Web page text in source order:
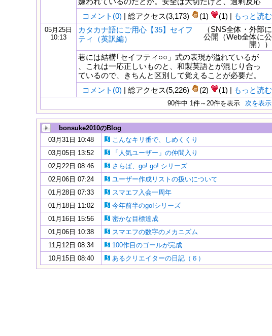
コメント(0) | 総アクセス(3,173) (1) (1) | もっと読む
05月25日
10:13
カタカナ語にご用心【35】セイフ
ティ（英訳編）
（SNS全体・外部に
公開（Web全体に公
開））
巷には結構｢セイフティ○○」式の表現が溢れているが
、これは一応正しいものと、和製英語とが混じり合っ
ているので、きちんと区別して覚えることが必要だ。
コメント(0) | 総アクセス(5,226) (2) (1) | もっと読む
90件中 1件～20件を表示 次を表示
bonsuke2010のBlog
03月31日 10:48
こんなキリ番で、しめくくり
03月05日 13:52
「人気ユーザー」の仲間入り
02月22日 08:46
さらば、go! go! シリーズ
02月06日 07:24
ユーザー作成リストの扱いについて
01月28日 07:33
スマエフ入会一周年
01月18日 11:02
今年前半のgo!シリーズ
01月16日 15:56
密かな目標達成
01月06日 10:38
スマエフの数字のメカニズム
11月12日 08:34
100作目のゴールが完成
10月15日 08:40
あるクリエイターの日記（６）